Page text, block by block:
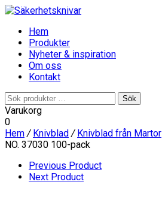
Hem
Produkter
Nyheter & inspiration
Om oss
Kontakt
Sök
efter:
Sök
Varukorg
0
Hem / Knivblad / Knivblad från Martor
NO. 37030 100-pack
Previous Product
Next Product